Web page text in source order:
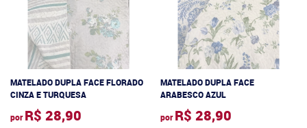
MATELADO DUPLA FACE FLORADO
CINZA E TURQUESA
por R$ 28,90
MATELADO DUPLA FACE
ARABESCO AZUL
por R$ 28,90